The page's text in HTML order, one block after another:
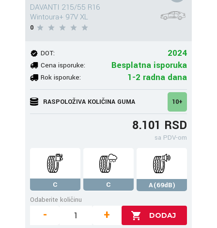
DAVANTI 215/55 R16
Wintoura+ 97V XL
0
DOT: 2024
Cena isporuke: Besplatna isporuka
Rok isporuke: 1-2 radna dana
RASPOLOŽIVA KOLIČINA GUMA 10+
8.101 RSD
sa PDV-om
C C
A(69dB)
Odaberite količinu
- +